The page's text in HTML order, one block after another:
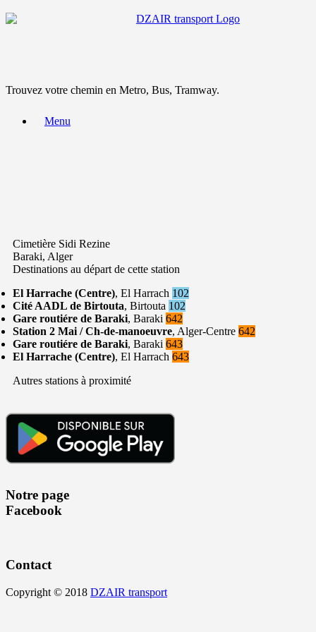
Trouvez votre chemin en Metro, Bus, Tramway.
Menu
Cimetière Sidi Rezine
Baraki, Alger
Destinations au départ de cette station
El Harrache (Centre), El Harrach 102
Cité AADL de Birtouta, Birtouta 102
Gare routiére de Baraki, Baraki 642
Station 2 Mai / Ch-de-manoeuvre, Alger-Centre 642
Gare routiére de Baraki, Baraki 643
El Harrache (Centre), El Harrach 643
Autres stations à proximité
Notre page
Facebook
Contact
Copyright © 2018 DZAIR transport